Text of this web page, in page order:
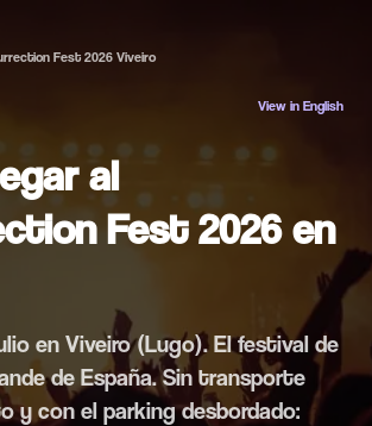
Fest 2026 Viveiro
View in English
al
Fest 2026 en
en Viveiro (Lugo). El festival de
de España. Sin transporte
y con el parking desbordado: